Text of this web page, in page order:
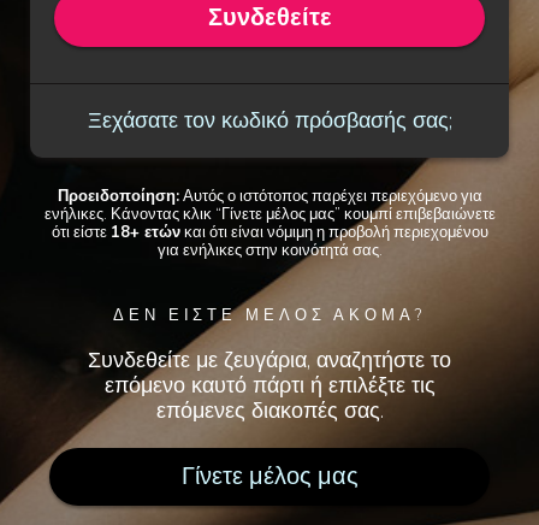
Συνδεθείτε
Ξεχάσατε τον κωδικό πρόσβασής σας;
Προειδοποίηση:Αυτός ο ιστότοπος παρέχει περιεχόμενο για
ενήλικες. Κάνοντας κλικ “Γίνετε μέλος μας” κουμπί επιβεβαιώνετε
ότι είστε 18+ ετώνκαι ότι είναι νόμιμη η προβολή περιεχομένου
για ενήλικες στην κοινότητά σας.
ΔΕΝ ΕΙΣΤΕ ΜΕΛΟΣ ΑΚΟΜΑ?
Συνδεθείτε με ζευγάρια, αναζητήστε το
επόμενο καυτό πάρτι ή επιλέξτε τις
επόμενες διακοπές σας.
Γίνετε μέλος μας